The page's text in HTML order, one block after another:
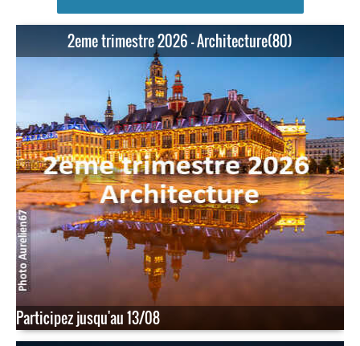
2eme trimestre 2026 - Architecture(80)
Participez jusqu'au 13/08